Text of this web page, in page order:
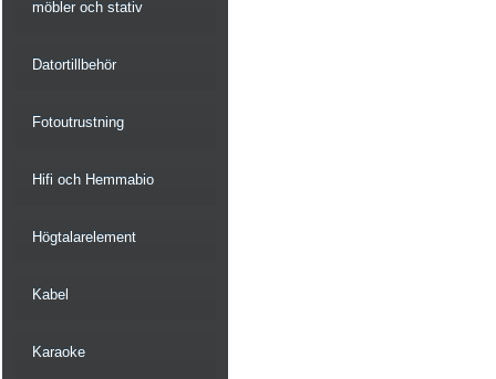
möbler och stativ
Datortillbehör
Fotoutrustning
Hifi och Hemmabio
Högtalarelement
Kabel
Karaoke